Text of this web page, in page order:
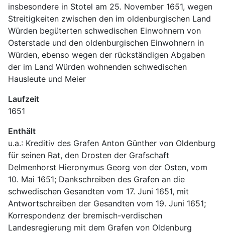
insbesondere in Stotel am 25. November 1651, wegen
Streitigkeiten zwischen den im oldenburgischen Land
Würden begüterten schwedischen Einwohnern von
Osterstade und den oldenburgischen Einwohnern in
Würden, ebenso wegen der rückständigen Abgaben
der im Land Würden wohnenden schwedischen
Hausleute und Meier
Laufzeit
1651
Enthält
u.a.: Kreditiv des Grafen Anton Günther von Oldenburg
für seinen Rat, den Drosten der Grafschaft
Delmenhorst Hieronymus Georg von der Osten, vom
10. Mai 1651; Dankschreiben des Grafen an die
schwedischen Gesandten vom 17. Juni 1651, mit
Antwortschreiben der Gesandten vom 19. Juni 1651;
Korrespondenz der bremisch-verdischen
Landesregierung mit dem Grafen von Oldenburg